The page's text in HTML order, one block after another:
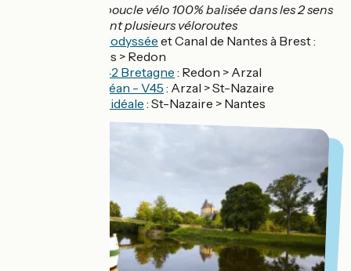
boucle vélo 100% balisée dans les 2 sens
/ empruntant plusieurs véloroutes
La Vélodyssée et Canal de Nantes à Brest :
Nantes > Redon
Voie 42 Bretagne : Redon > Arzal
Vélocéan - V45 : Arzal > St-Nazaire
La Vélidéale : St-Nazaire > Nantes